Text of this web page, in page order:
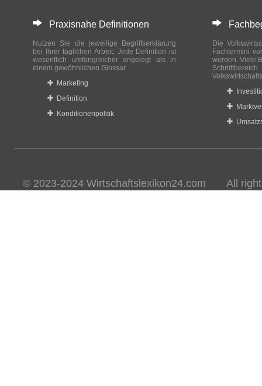
Praxisnahe Definitionen
Nutzen Sie die jeweilige Begriffserklärung
bei Ihrer täglichen Arbeit. Jede Definition ist
wesentlich umfangreicher angelegt als in
einem gewöhnlichen Glossar.
Marketing
Definition
Konditionenpolitik
Die
Fachtermini
werden. Viele
© 2023-2024 Wirtschaftslexikon24.com All